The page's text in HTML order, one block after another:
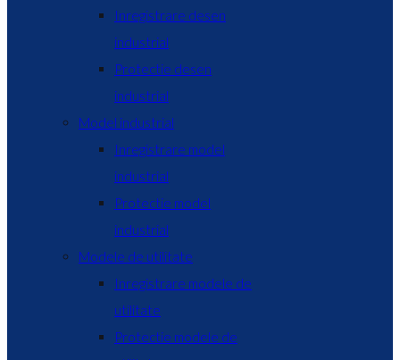
Inregistrare desen
industrial
Protectie desen
industrial
Model industrial
Inregistrare model
industrial
Protectie model
industrial
Modele de utilitate
Inregistrare modele de
utilitate
Protectie modele de